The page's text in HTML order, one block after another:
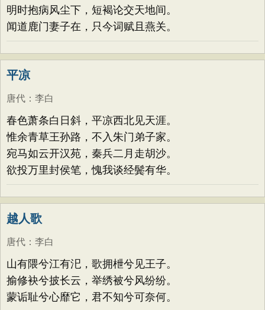
明时抱病风尘下，短褐论交天地间。
闻道鹿门妻子在，只今词赋且燕关。
平凉
唐代 ： 李白
春色萧条白日斜，平凉西北见天涯。
惟余青草王孙路，不入朱门弟子家。
宛马如云开汉苑，秦兵二月走胡沙。
欲投万里封侯笔，愧我谈经鬓有华。
越人歌
唐代 ： 李白
山有隈兮江有汜，歌拥枻兮见王子。
揄修袂兮披长云，举绣被兮风纷纷。
蒙诟耻兮心靡它，君不知兮可奈何。